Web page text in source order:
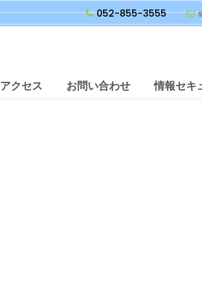
052-855-3555
アクセス お問い合わせ 情報セキ